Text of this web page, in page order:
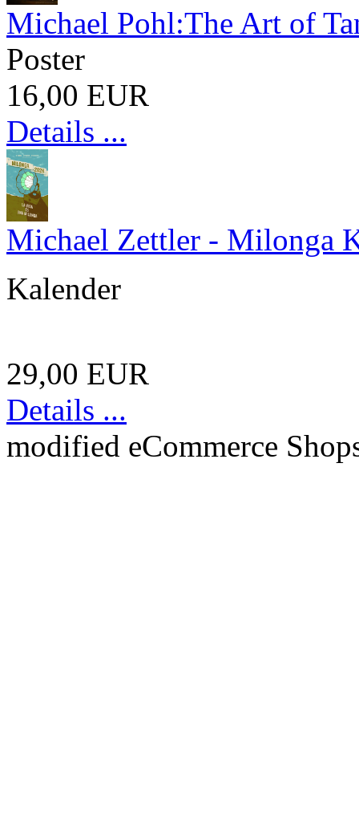
Michael Pohl:The Art of
Poster
16,00 EUR
Details ...
Michael Zettler - Milonga
Kalender
29,00 EUR
Details ...
modified eCommerce